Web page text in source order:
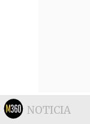
NOTICIA